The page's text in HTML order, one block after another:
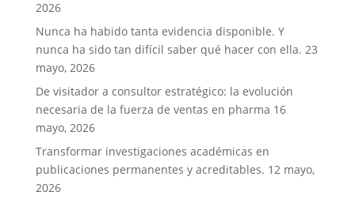
2026
Nunca ha habido tanta evidencia disponible. Y
nunca ha sido tan difícil saber qué hacer con ella. 23
mayo, 2026
De visitador a consultor estratégico: la evolución
necesaria de la fuerza de ventas en pharma 16
mayo, 2026
Transformar investigaciones académicas en
publicaciones permanentes y acreditables. 12 mayo,
2026